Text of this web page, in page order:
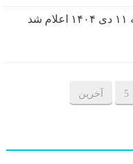
5 آخرین